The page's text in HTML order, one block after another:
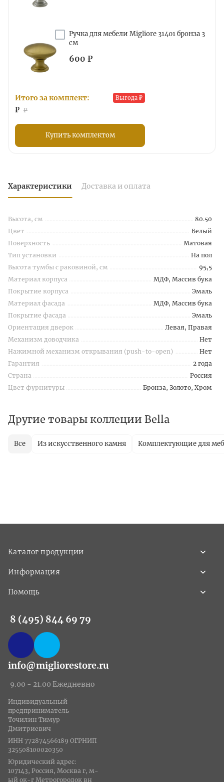
600 ₽
Ручка для мебели Migliore 31401 бронза 3
см
Выгода ₽
Итого за комплект:
₽ ₽
Купить комплектом
Характеристики Доставка и оплата
Высота, см
80.50
Цвет
Белый
Поверхность
Матовая
Тип установки
На пол
Высота тумбы с раковиной, см
95,5
Материал корпуса
МДФ, Массив бука
Покрытие корпуса
Эмаль
Материал фасада
МДФ, Массив бука
Покрытие фасада
Эмаль
Ориентация дверок
Левая, Правая
Механизм доводчика
Нет
Нажимной механизм открывания (push-to-open)
Нет
Гарантия
2 года
Страна
Россия
Цвет фурнитуры
Бронза, Золото, Хром
Другие товары коллеции Bella
Все Из искусственного камня Комплектующие для
Каталог продукции
Информация
Помощь
8 (495) 844 69 79
info@migliorestore.ru
9.00 - 21.00 Ежедневно
Индивидуальный
предприниматель
Точилин Тимур
Дмитриевич
ИНН 772874566189 ОГРНИП
325508100020350
Юридический адрес:
107143, Россия, Москва г, м-
ый ок-г Метрогородок вн